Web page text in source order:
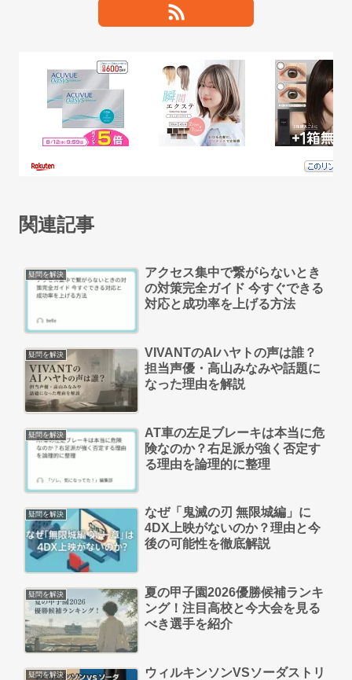
関連記事
疑問を解決
アクセス集中で繋がらないとき
の対策完全ガイド 今すぐできる
対応と成功率を上げる方法
疑問を解決
VIVANTのAIハヤトの声は誰？
担当声優・高山みなみや話題に
なった理由を解説
疑問を解決
AT車の左足ブレーキは本当に危
険なのか？右足派が強く否定す
る理由を論理的に整理
疑問を解決
なぜ「鬼滅の刃 無限城編」に
4DX上映がないのか？理由と今
後の可能性を徹底解説
疑問を解決
夏の甲子園2026優勝候補ランキ
ング！注目高校と今大会を見る
べき選手を紹介
疑問を解決
ウィルキンソンVSソーダストリ